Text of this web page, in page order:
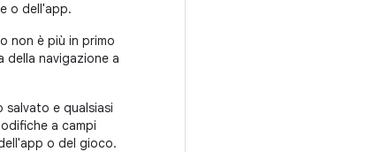
o dell'app.
non è più in primo
della navigazione a
e qualsiasi
a campi
o del gioco.